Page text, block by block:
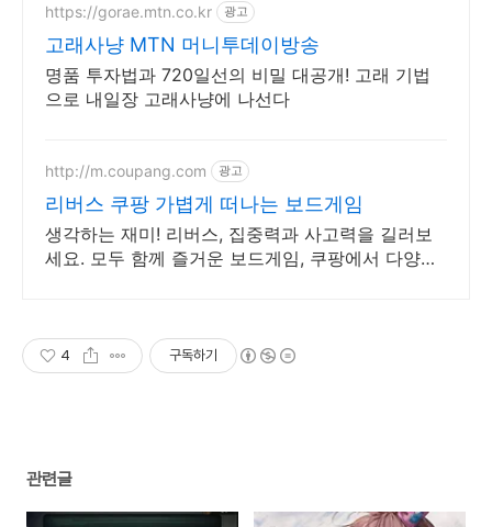
https://gorae.mtn.co.kr 광고
고래사냥 MTN 머니투데이방송
명품 투자법과 720일선의 비밀 대공개! 고래 기법
으로 내일장 고래사냥에 나선다
http://m.coupang.com 광고
리버스 쿠팡 가볍게 떠나는 보드게임
생각하는 재미! 리버스, 집중력과 사고력을 길러보
세요. 모두 함께 즐거운 보드게임, 쿠팡에서 다양한
4 구독하기
관련글